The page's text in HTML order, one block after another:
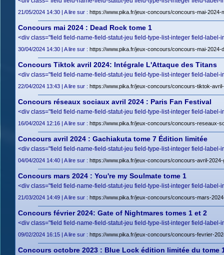
21/05/2024 14:30 | A lire sur : https://www.pika.fr/jeux-concours/concours-mai-
Concours mai 2024 : Dead Rock tome 1
<div class="field field-name-field-statut-jeu field-type-list-integer field-
30/04/2024 14:30 | A lire sur : https://www.pika.fr/jeux-concours/concours-mai-2024-
Concours Tiktok avril 2024: Intégrale L'Attaque des Titans
<div class="field field-name-field-statut-jeu field-type-list-integer field-
22/04/2024 13:43 | A lire sur : https://www.pika.fr/jeux-concours/concours-tiktok-
Concours réseaux sociaux avril 2024 : Paris Fan Festival
<div class="field field-name-field-statut-jeu field-type-list-integer field-
16/04/2024 12:16 | A lire sur : https://www.pika.fr/jeux-concours/concours-reseaux-
Concours avril 2024 : Gachiakuta tome 7 Édition limitée
<div class="field field-name-field-statut-jeu field-type-list-integer field-
04/04/2024 14:40 | A lire sur : https://www.pika.fr/jeux-concours/concours-avril-
Concours mars 2024 : You're my Soulmate tome 1
<div class="field field-name-field-statut-jeu field-type-list-integer field-
21/03/2024 14:49 | A lire sur : https://www.pika.fr/jeux-concours/concours-mars-
Concours février 2024: Gate of Nightmares tomes 1 et 2
<div class="field field-name-field-statut-jeu field-type-list-integer field-
09/02/2024 16:15 | A lire sur : https://www.pika.fr/jeux-concours/concours-fevrier-
Concours octobre 2023 : Blue Lock édition limitée du tome